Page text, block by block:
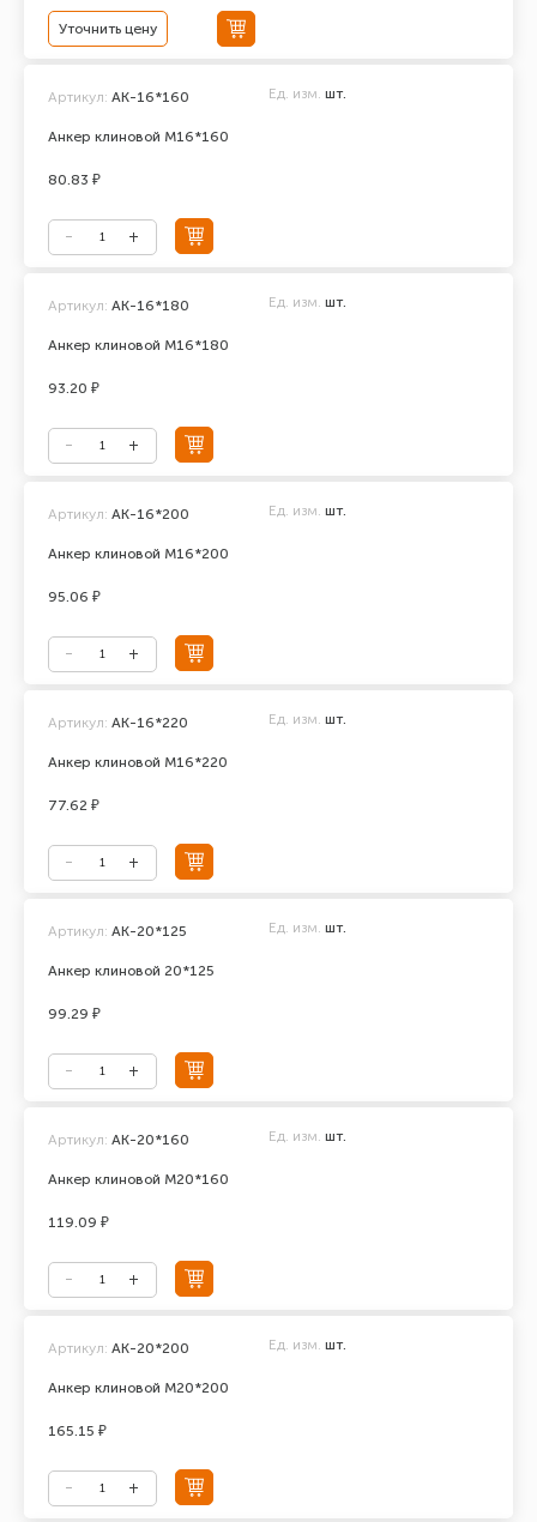
Уточнить цену
Анкер клиновой М16*160
Артикул: АК-16*160 Ед. изм. шт.
80.83 ₽
Анкер клиновой М16*180
Артикул: АК-16*180 Ед. изм. шт.
93.20 ₽
Анкер клиновой М16*200
Артикул: АК-16*200 Ед. изм. шт.
95.06 ₽
Анкер клиновой М16*220
Артикул: АК-16*220 Ед. изм. шт.
77.62 ₽
Анкер клиновой 20*125
Артикул: АК-20*125 Ед. изм. шт.
99.29 ₽
Анкер клиновой М20*160
Артикул: АК-20*160 Ед. изм. шт.
119.09 ₽
Анкер клиновой М20*200
Артикул: АК-20*200 Ед. изм. шт.
165.15 ₽